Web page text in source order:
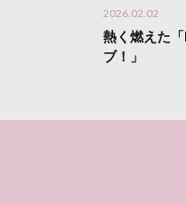
2026.02.02
熱く燃えた
ブ！」